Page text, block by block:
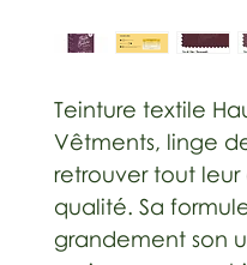
Teinture textile
Vêtments, linge
retrouver tout
qualité. Sa
grandement son